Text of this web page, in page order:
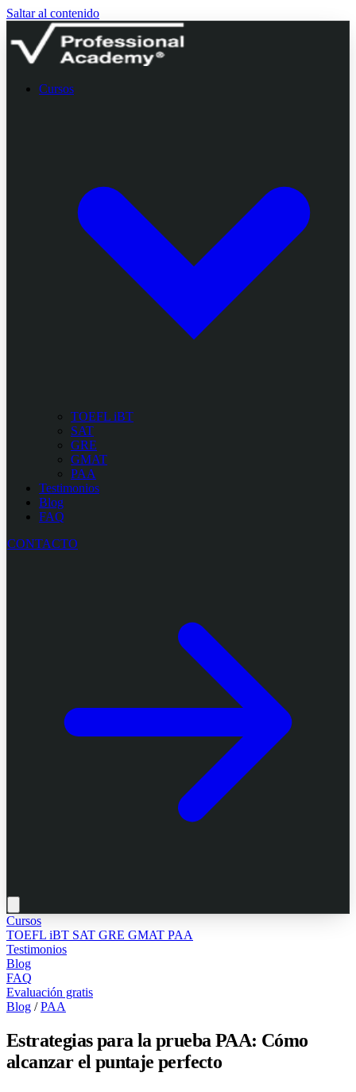
Saltar al contenido
Cursos
TOEFL iBT
SAT
GRE
GMAT
PAA
Testimonios
Blog
FAQ
CONTACTO
Cursos
TOEFL iBT SAT GRE GMAT PAA
Testimonios
Blog
FAQ
Evaluación gratis
Blog / PAA
Estrategias para la prueba PAA: Cómo
alcanzar el puntaje perfecto